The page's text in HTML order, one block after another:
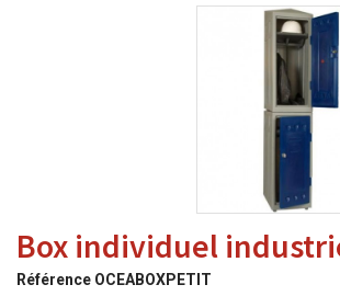
Box individuel
Référence OCEABOXPETIT